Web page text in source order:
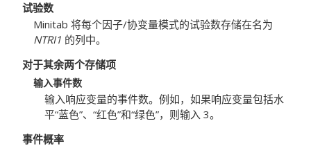
试验数
Minitab 将每个因子/协变量模式的试验数存储在名为
NTRI1 的列中。
对于其余两个存储项
输入事件数
输入响应变量的事件数。例如，如果响应变量包括水
平“蓝色”、“红色”和“绿色”，则输入 3。
事件概率